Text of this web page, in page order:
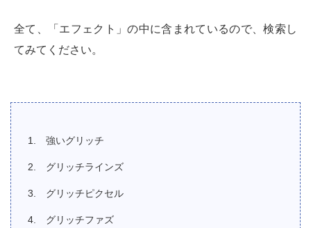
全て、「エフェクト」の中に含まれているので、検索し
てみてください。
強いグリッチ
グリッチラインズ
グリッチピクセル
グリッチファズ